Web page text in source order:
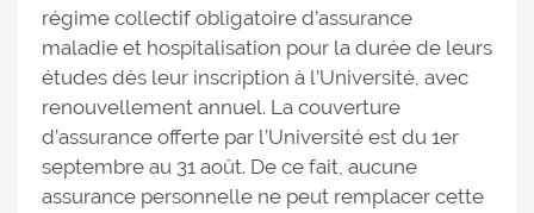
régime collectif obligatoire d’assurance
maladie et hospitalisation pour la durée de leurs
études dès leur inscription à l’Université, avec
renouvellement annuel. La couverture
d’assurance offerte par l’Université est du 1er
septembre au 31 août. De ce fait, aucune
assurance personnelle ne peut remplacer cette